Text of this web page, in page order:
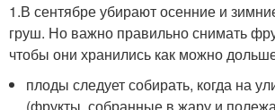
1.В сентябре убирают осенние и
груш. Но важно правильно снимать
чтобы они хранились как можно
плоды следует собирать, когда на